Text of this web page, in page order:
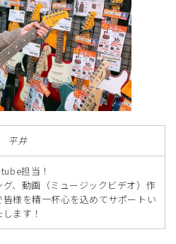
平井
担当！
、動画（ミュージックビデオ）作
様を精一杯心を込めてサポートい
します！